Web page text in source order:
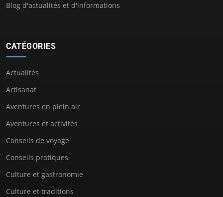
Blog d'actualités et d'informations
CATÉGORIES
Actualités
Artisanat
Aventures en plein air
Aventures et activités
Conseils de voyage
Conseils pratiques
Culture et gastronomie
Culture et traditions